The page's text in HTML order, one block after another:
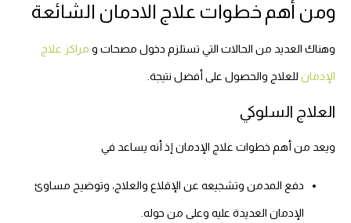
ومن أهم خطوات علاج الادمان الشائعة
وهناك العديد من الحالات التي تستلزم دخول مصحات و مراكز علاج
الإدمان للعلاج والحصول على أفضل نتيجة.
العلاج السلوكي
ويعد من أهم خطوات علاج الإدمان إذ أنه يساعد في
دفع المدمن وتشجيعه عن الإقلاع والعلاج، وتوضيح مساوئ
الإدمان العديدة عليه وعلى من حوله.